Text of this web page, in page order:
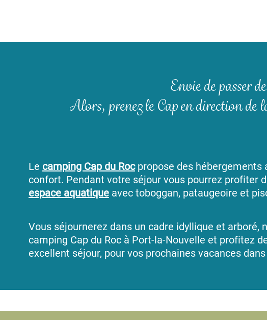
Envie de passer
Alors, prenez le Cap en direction de
Le camping Cap du Rocpropose des hébergements
confort. Pendant votre séjour vous pourrez profiter
espace aquatique avec toboggan, pataugeoire et
Vous séjournerez dans un cadre idyllique et
camping Cap du Roc à Port-la-Nouvelle et profitez
excellent séjour, pour vos prochaines vacances